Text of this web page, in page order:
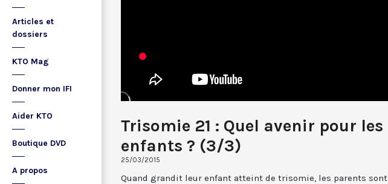
Articles et
dossiers
KTO Mag
Donner mon IFI
Aider KTO
Boutique DVD
A propos
Trisomie 21 : Quel avenir pour les
enfants ? (3/3)
25/03/2015
Quand grandit leur enfant atteint de trisomie, les parents sont